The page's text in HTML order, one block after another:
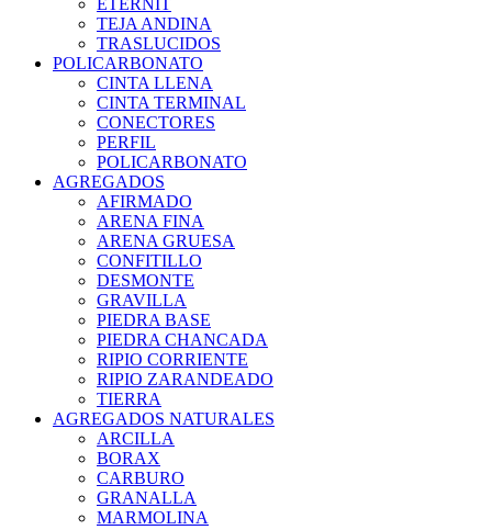
ETERNIT
TEJA ANDINA
TRASLUCIDOS
POLICARBONATO
CINTA LLENA
CINTA TERMINAL
CONECTORES
PERFIL
POLICARBONATO
AGREGADOS
AFIRMADO
ARENA FINA
ARENA GRUESA
CONFITILLO
DESMONTE
GRAVILLA
PIEDRA BASE
PIEDRA CHANCADA
RIPIO CORRIENTE
RIPIO ZARANDEADO
TIERRA
AGREGADOS NATURALES
ARCILLA
BORAX
CARBURO
GRANALLA
MARMOLINA